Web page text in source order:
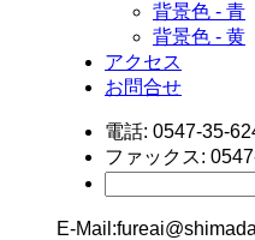
背景色 - 青
背景色 - 黄
アクセス
お問合せ
電話: 0547-35-
ファックス:
E-Mail: